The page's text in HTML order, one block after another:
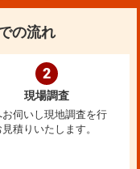
の流れ
2
現場調査
お伺いし現地調査を行
積りいたします。